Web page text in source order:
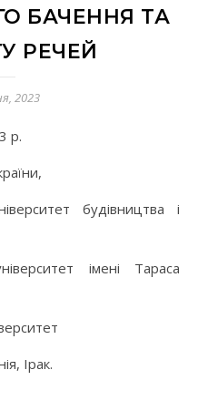
БАЧЕННЯ ТА
РЕЧЕЙ
2023
р.
будівництва і
імені Тараса
Ірак.